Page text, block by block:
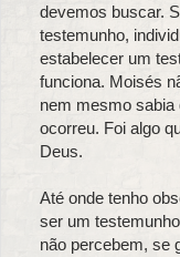
devemos buscar.
testemunho,
estabelecer um
funciona. Moisés
nem mesmo sabia
ocorreu. Foi algo
Deus.
Até onde tenho
ser um
não percebem, se